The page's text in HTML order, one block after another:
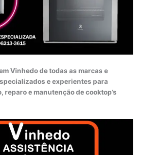
Vinhedo de todas as marcas e
e experientes para
reparo e manutenção de cooktop’s